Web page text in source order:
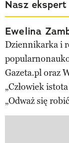
Nasz ekspert
Ewelina
Dziennikarka i
Gazeta.pl oraz
„Człowiek
„Odważ się